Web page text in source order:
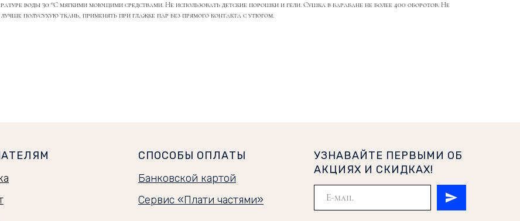
воды 30 °С мягкими моющими средствами. Не использовать детские порошки и гели. Сушка в барабане не более 400 оборотов. Не
полусухую ткань, применять при глажке пар без прямого контакта с утюгом.
СПОСОБЫ ОПЛАТЫ
Банковской картой
Сервис «Плати частями»
УЗНАВАЙТЕ ПЕРВЫМИ ОБ
АКЦИЯХ И СКИДКАХ!